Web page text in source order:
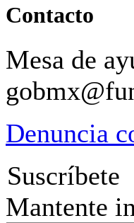
Contacto
Mesa de
Denuncia
Suscríbete
Mantente